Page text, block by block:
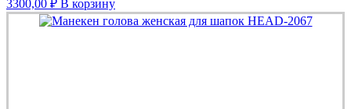
3300,00 ₽ В корзину